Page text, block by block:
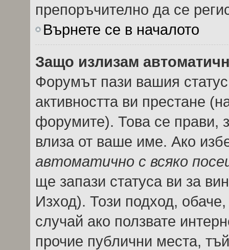
препоръчително да се
Върнете се в началото
Защо излизам
Форумът пази вашия
активността ви престане
форумите). Това се прави,
влиза от ваше име. Ако
автоматично с всяко
ще запази статуса ви за
Изход). Този подход,
случай ако ползвате
прочие публични места,